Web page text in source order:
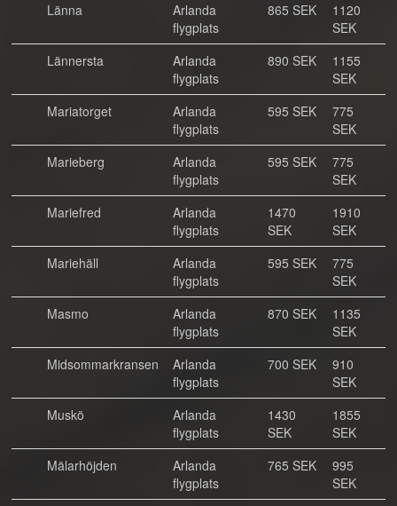
Länna
Arlanda
flygplats
865 SEK
1120
SEK
Lännersta
Arlanda
flygplats
890 SEK
1155
SEK
Mariatorget
Arlanda
flygplats
595 SEK
775
SEK
Marieberg
Arlanda
flygplats
595 SEK
775
SEK
Mariefred
Arlanda
flygplats
1470
SEK
1910
SEK
Mariehäll
Arlanda
flygplats
595 SEK
775
SEK
Masmo
Arlanda
flygplats
870 SEK
1135
SEK
Midsommarkransen
Arlanda
flygplats
700 SEK
910
SEK
Muskö
Arlanda
flygplats
1430
SEK
1855
SEK
Mälarhöjden
Arlanda
flygplats
765 SEK
995
SEK